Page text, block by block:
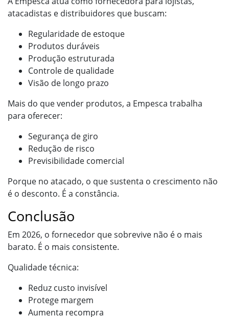
atacadistas e distribuidores que buscam:
Regularidade de estoque
Produtos duráveis
Produção estruturada
Controle de qualidade
Visão de longo prazo
Mais do que vender produtos, a Empesca trabalha
para oferecer:
Segurança de giro
Redução de risco
Previsibilidade comercial
Porque no atacado, o que sustenta o crescimento não
é o desconto. É a constância.
Conclusão
Em 2026, o fornecedor que sobrevive não é o mais
barato. É o mais consistente.
Qualidade técnica:
Reduz custo invisível
Protege margem
Aumenta recompra